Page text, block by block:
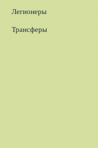
Легионеры
Трансферы